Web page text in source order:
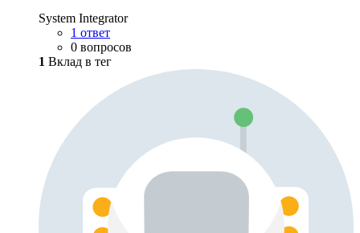
System Integrator
1 ответ
0 вопросов
1 Вклад в тег